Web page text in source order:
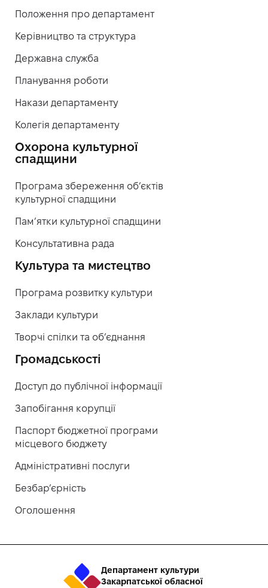
Положення про департамент
Керівництво та структура
Державна служба
Планування роботи
Накази департаменту
Колегія департаменту
Охорона культурної
спадщини
Програма збереження об’єктів
культурної спадщини
Пам’ятки культурної спадщини
Консультативна рада
Культура та мистецтво
Програма розвитку культури
Заклади культури
Творчі спілки та об’єднання
Громадськості
Доступ до публічної інформації
Запобігання корупції
Паспорт бюджетної програми
місцевого бюджету
Адміністративні послуги
Безбар’єрність
Оголошення
Департамент культури
Закарпатської обласної